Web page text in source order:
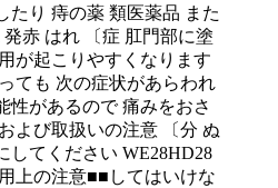
たり 痔の薬 類医薬品 また
赤 はれ 〔症 肛門部に塗
が起こりやすくなります
ても 次の症状があらわれ
性があるので 痛みをおさ
よび取扱いの注意 〔分 ぬ
してください WE28HD28
上の注意■■してはいけな